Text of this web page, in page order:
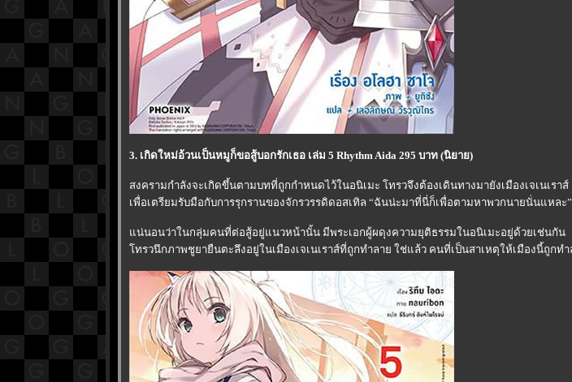
3. เกิดใหม่อ้วนเป็นหมูก็ขอสู้บอกรักเธอ เล่ม 5 Rhythm Aida 295 บาท (นิยาย)
สงครามกำลังจะเกิดขึ้นตามบทที่ถูกกำหนดไว้ในอนิเมะ โทรวจึงต้องเดินทางมายังเมืองเจเนเราส์
เพื่อเตรียมรับมือกับการรุกรานของจักรวรรดิดอสเทิล “ฉันน่ะมาที่นี่ก็เพื่อตามหาพวกนายนั่นแหละ”
น่นอนว่าในกลุ่มคนที่ต่อสู้อยู่แนวหน้านั้น มีพระเอกผู้ผดุงความยุติธรรมในอนิเมะอยู่ด้วยเช่นกัน
ทรวนึกภาพชูยายืนตะลึงอยู่ในเมืองเจเนเราส์ที่ถูกทำลาย ใช่แล้ว คนที่เป็นสาเหตุให้เมืองนี้ถูกท